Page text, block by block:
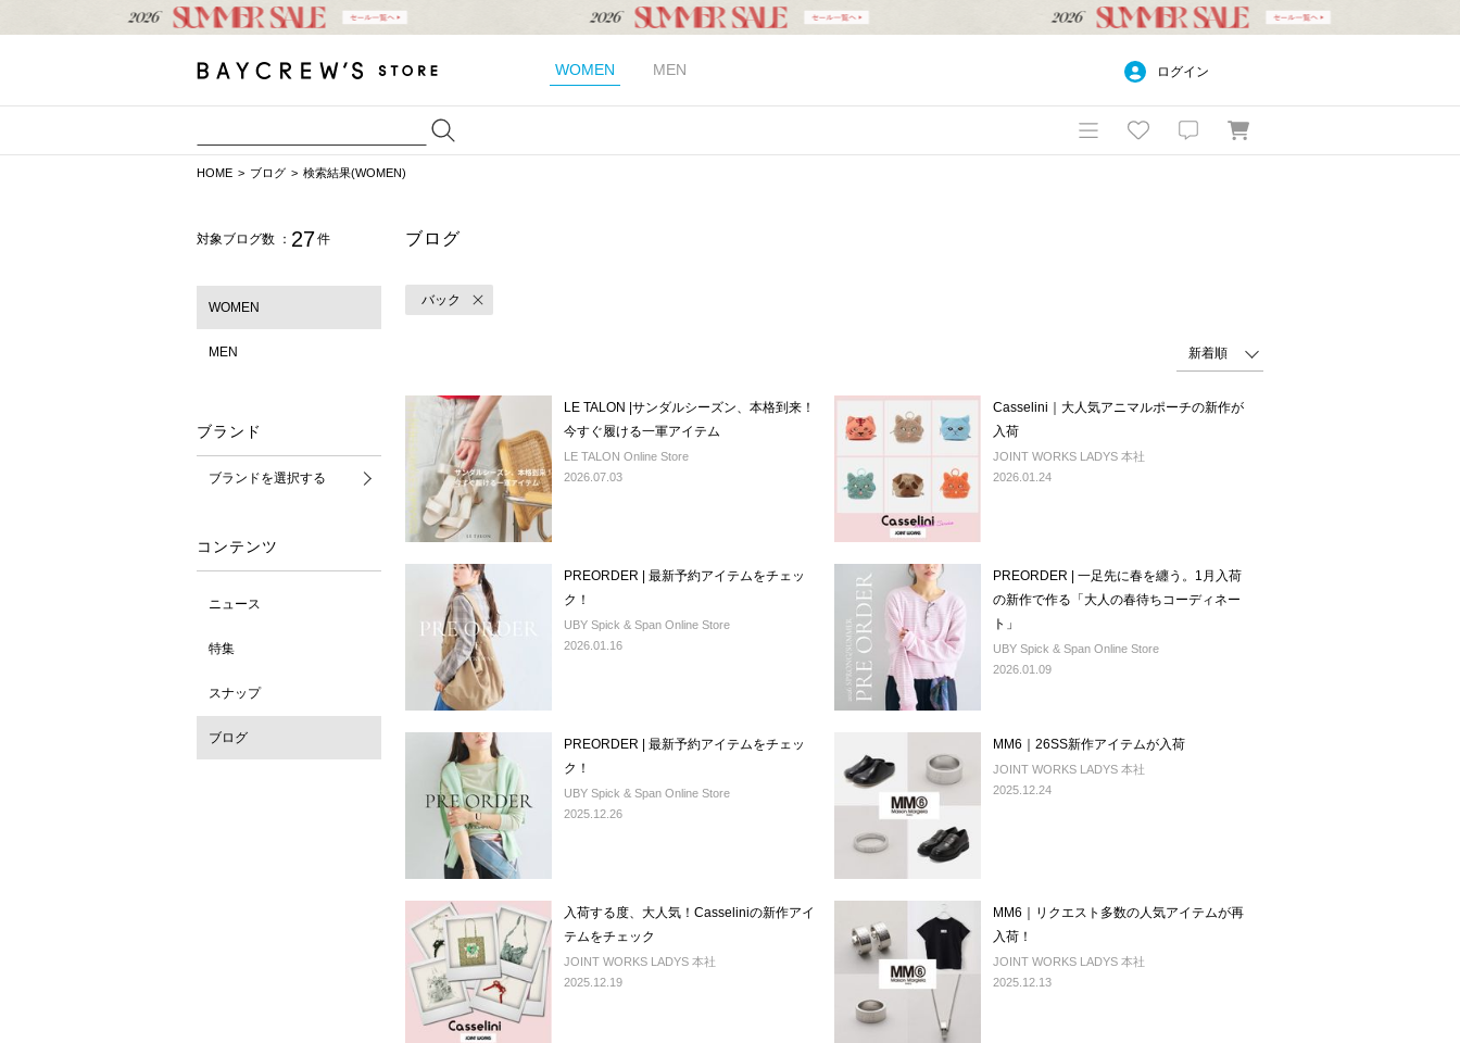
WOMEN MEN ログイン
HOME ブログ 検索結果(WOMEN)
対象ブログ数 ： 27件
WOMEN
MEN
ブランド
ブランドを選択する
コンテンツ
ニュース
特集
スナップ
ブログ
ブログ
バック
LE TALON |サンダルシーズン、本格到来！
今すぐ履ける一軍アイテム
LE TALON Online Store
2026.07.03
Casselini｜大人気アニマルポーチの新作が
入荷
JOINT WORKS LADYS 本社
2026.01.24
PREORDER | 最新予約アイテムをチェッ
ク！
UBY Spick & Span Online Store
2026.01.16
PREORDER | 一足先に春を纏う。1月入荷
の新作で作る「大人の春待ちコーディネー
ト」
UBY Spick & Span Online Store
2026.01.09
PREORDER | 最新予約アイテムをチェッ
ク！
UBY Spick & Span Online Store
2025.12.26
MM6｜26SS新作アイテムが入荷
JOINT WORKS LADYS 本社
2025.12.24
入荷する度、大人気！Casseliniの新作アイ
テムをチェック
JOINT WORKS LADYS 本社
2025.12.19
MM6｜リクエスト多数の人気アイテムが再
入荷！
JOINT WORKS LADYS 本社
2025.12.13